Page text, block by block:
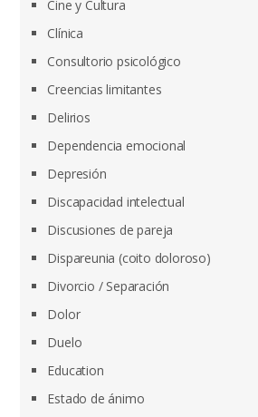
Cine y Cultura
Clínica
Consultorio psicológico
Creencias limitantes
Delirios
Dependencia emocional
Depresión
Discapacidad intelectual
Discusiones de pareja
Dispareunia (coito doloroso)
Divorcio / Separación
Dolor
Duelo
Education
Estado de ánimo